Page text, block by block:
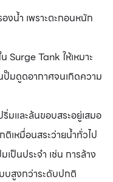
งน้ำ เพราะตะกอนหนัก
Surge Tank ให้เหมาะ
ปั๊มดูดอากาศจนเกิดความ
มและล้นขอบสระอยู่เสมอ
เหมื่อนสระว่ายน้ำทั่วไป
เป็นประจำ เช่น การล้าง
บสูงกว่าระดับปกติ